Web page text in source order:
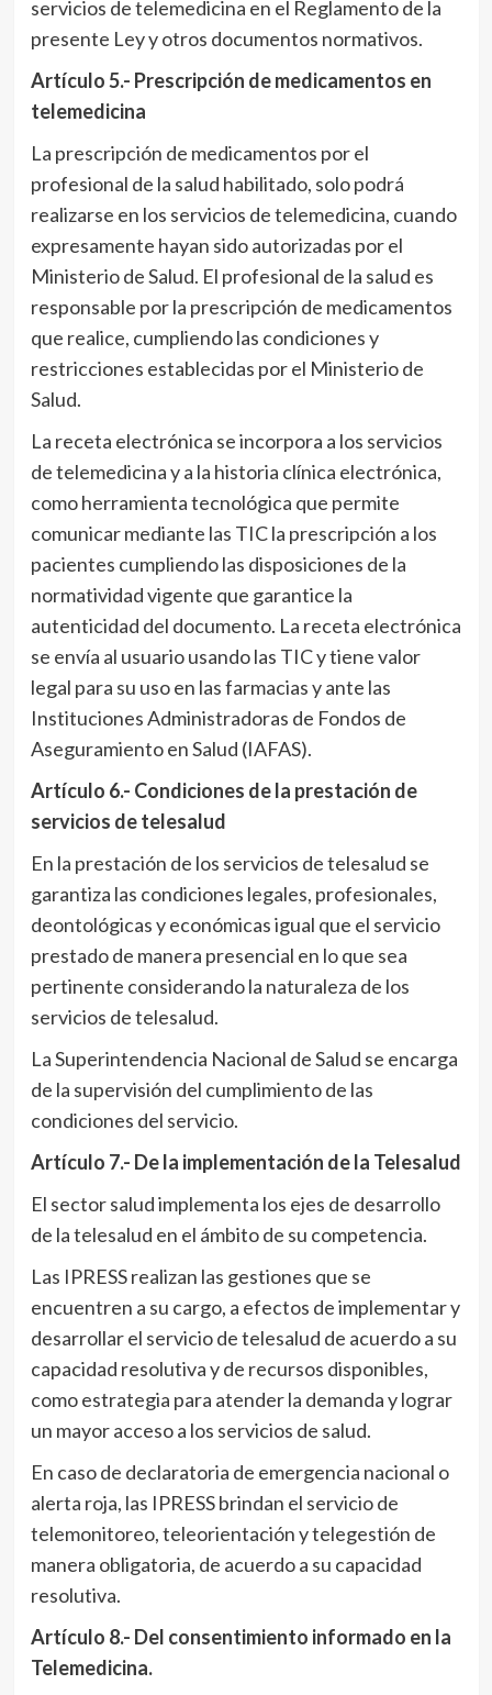
servicios de telemedicina en el Reglamento de la
presente Ley y otros documentos normativos.
Artículo 5.- Prescripción de medicamentos en
telemedicina
La prescripción de medicamentos por el
profesional de la salud habilitado, solo podrá
realizarse en los servicios de telemedicina, cuando
expresamente hayan sido autorizadas por el
Ministerio de Salud. El profesional de la salud es
responsable por la prescripción de medicamentos
que realice, cumpliendo las condiciones y
restricciones establecidas por el Ministerio de
Salud.
La receta electrónica se incorpora a los servicios
de telemedicina y a la historia clínica electrónica,
como herramienta tecnológica que permite
comunicar mediante las TIC la prescripción a los
pacientes cumpliendo las disposiciones de la
normatividad vigente que garantice la
autenticidad del documento. La receta electrónica
se envía al usuario usando las TIC y tiene valor
legal para su uso en las farmacias y ante las
Instituciones Administradoras de Fondos de
Aseguramiento en Salud (IAFAS).
Artículo 6.- Condiciones de la prestación de
servicios de telesalud
En la prestación de los servicios de telesalud se
garantiza las condiciones legales, profesionales,
deontológicas y económicas igual que el servicio
prestado de manera presencial en lo que sea
pertinente considerando la naturaleza de los
servicios de telesalud.
La Superintendencia Nacional de Salud se encarga
de la supervisión del cumplimiento de las
condiciones del servicio.
Artículo 7.- De la implementación de la Telesalud
El sector salud implementa los ejes de desarrollo
de la telesalud en el ámbito de su competencia.
Las IPRESS realizan las gestiones que se
encuentren a su cargo, a efectos de implementar y
desarrollar el servicio de telesalud de acuerdo a su
capacidad resolutiva y de recursos disponibles,
como estrategia para atender la demanda y lograr
un mayor acceso a los servicios de salud.
En caso de declaratoria de emergencia nacional o
alerta roja, las IPRESS brindan el servicio de
telemonitoreo, teleorientación y telegestión de
manera obligatoria, de acuerdo a su capacidad
resolutiva.
Artículo 8.- Del consentimiento informado en la
Telemedicina.